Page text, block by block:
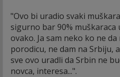
"Ovo bi uradio svaki
sigurno bar 90%
ovako. Ja sam neko ko ne
porodicu, ne dam na Srbiju,
sve ovo uradli da Srbin ne
novca, interesa...".